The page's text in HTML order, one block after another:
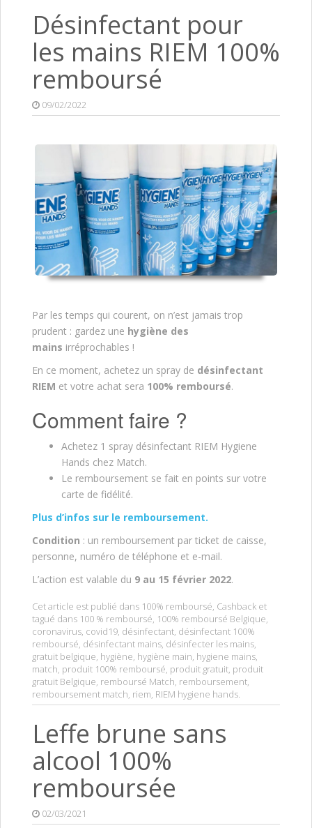
Désinfectant pour
les mains RIEM 100%
remboursé
09/02/2022
Par les temps qui courent, on n’est jamais trop
prudent : gardez une hygiène des
mains irréprochables !
En ce moment, achetez un spray de désinfectant
RIEM et votre achat sera 100% remboursé.
Comment faire ?
Achetez 1 spray désinfectant RIEM Hygiene
Hands chez Match.
Le remboursement se fait en points sur votre
carte de fidélité.
Plus d’infos sur le remboursement.
Condition : un remboursement par ticket de caisse,
personne, numéro de téléphone et e-mail.
L’action est valable du 9 au 15 février 2022.
Cet article est publié dans 100% remboursé, Cashback et
tagué dans 100 % remboursé, 100% remboursé Belgique,
coronavirus, covid19, désinfectant, désinfectant 100%
remboursé, désinfectant mains, désinfecter les mains,
gratuit belgique, hygiène, hygiène main, hygiene mains,
match, produit 100% remboursé, produit gratuit, produit
gratuit Belgique, remboursé Match, remboursement,
remboursement match, riem, RIEM hygiene hands.
Leffe brune sans
alcool 100%
remboursée
02/03/2021